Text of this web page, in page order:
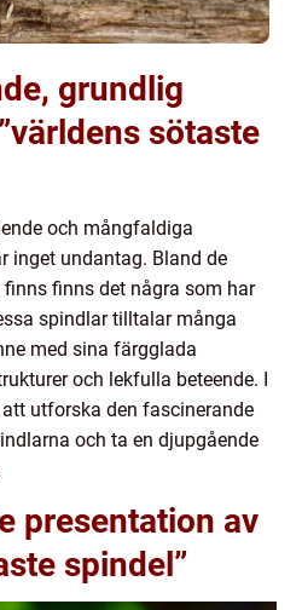
grundlig
sötaste
och mångfaldiga
inget undantag. Bland de
finns det några som har
spindlar tilltalar många
med sina färgglada
och lekfulla beteende. I
utforska den fascinerande
och ta en djupgående
presentation av
spindel”